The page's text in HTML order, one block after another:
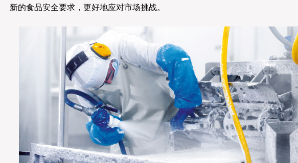
新的食品安全要求，更好地应对市场挑战。